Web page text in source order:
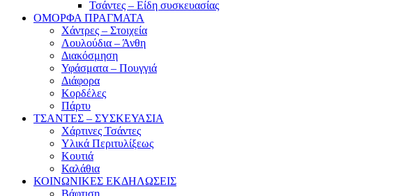
Τσάντες – Είδη συσκευασίας
ΟΜΟΡΦΑ ΠΡΑΓΜΑΤΑ
Χάντρες – Στοιχεία
Λουλούδια – Άνθη
Διακόσμηση
Υφάσματα – Πουγγιά
Διάφορα
Κορδέλες
Πάρτυ
ΤΣΑΝΤΕΣ – ΣΥΣΚΕΥΑΣΙΑ
Χάρτινες Τσάντες
Υλικά Περιτυλίξεως
Κουτιά
Καλάθια
ΚΟΙΝΩΝΙΚΕΣ ΕΚΔΗΛΩΣΕΙΣ
Βάφτιση